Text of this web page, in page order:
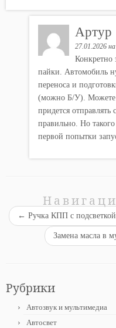
Артур
27.01.2026
Конкретно
пайки. Автомобиль
переноса и
(можно Б/У). Можете
придется отправлять
правильно. Но
первой попытки
← Ручка КПП с
Замена масла в
Рубрики
Автозвук и мультимедиа
Автосвет